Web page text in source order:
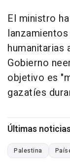
El ministro
humanitarias
Gobierno
objetivo es
gazatíes
Últimas
Palestina